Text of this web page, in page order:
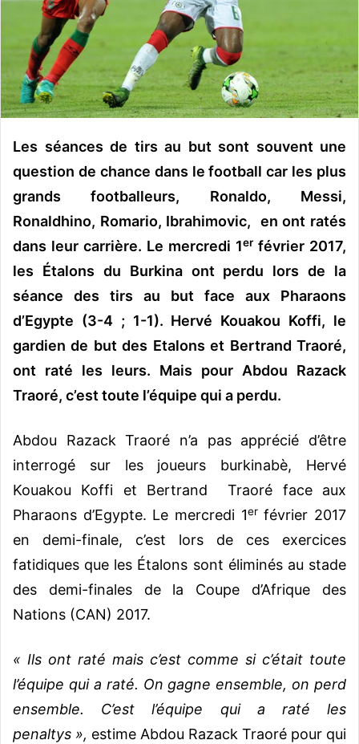
u
i
e
l
Les séances de tirs au but sont souvent une
question de chance dans le football car les plus
grands footballeurs, Ronaldo, Messi,
Ronaldhino, Romario, Ibrahimovic, en ont ratés
dans leur carrière. Le mercredi 1er février 2017,
les Étalons du Burkina ont perdu lors de la
séance des tirs au but face aux Pharaons
d’Egypte (3-4 ; 1-1). Hervé Kouakou Koffi, le
gardien de but des Etalons et Bertrand Traoré,
ont raté les leurs. Mais pour Abdou Razack
Traoré, c’est toute l’équipe qui a perdu.
Abdou Razack Traoré n’a pas apprécié d’être
interrogé sur les joueurs burkinabè, Hervé
Kouakou Koffi et Bertrand Traoré face aux
Pharaons d’Egypte. Le mercredi 1erfévrier 2017
en demi-finale, c’est lors de ces exercices
fatidiques que les Étalons sont éliminés au stade
des demi-finales de la Coupe d’Afrique des
Nations (CAN) 2017.
« Ils ont raté mais c’est comme si c’était toute
l’équipe qui a raté. On gagne ensemble, on perd
ensemble. C’est l’équipe qui a raté les
penaltys », estime Abdou Razack Traoré pour qui